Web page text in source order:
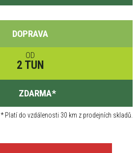
DOPRAVA
OD
2 TUN
ZDARMA*
*Platí do vzdálenosti 30 km z prodejních skladů.